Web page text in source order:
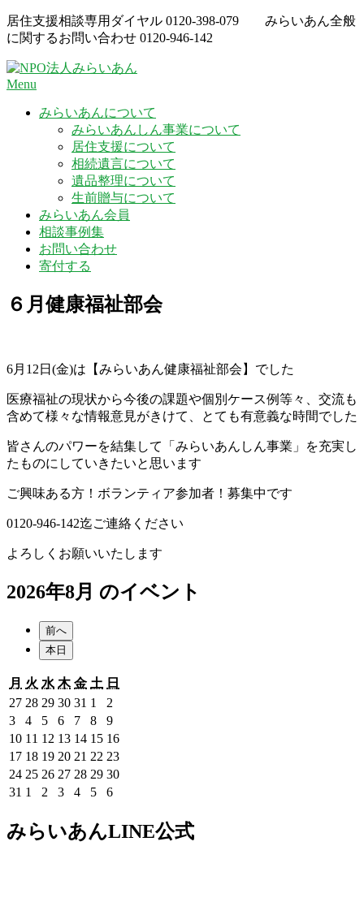
Skip
to
content
居住支援相談専用ダイヤル 0120-398-079
みらいあん全般
に関するお問い合わせ 0120-946-142
Menu
みらいあんについて
みらいあんしん事業について
居住支援について
相続遺言について
遺品整理について
生前贈与について
みらいあん会員
相談事例集
お問い合わせ
寄付する
６月健康福祉部会
6月12日(金)は【みらいあん健康福祉部会】でした
医療福祉の現状から今後の課題や個別ケース例等々、交流も
含めて様々な情報意見がきけて、とても有意義な時間でした
皆さんのパワーを結集して「みらいあんしん事業」を充実し
たものにしていきたいと思います
ご興味ある方！ボランティア参加者！募集中です
0120-946-142迄ご連絡ください
よろしくお願いいたします
2026年8月 のイベント
前へ
本日
月 月
曜
日
火 火
曜
日
水 水
曜
日
木木
曜
日
金金
曜
日
土 土
曜
日
日
272026
年
7
月
27
日
282026
年
7
月
28
日
292026
年
7
月
29
日
302026
年
7
月
30
日
31 2026
年
7
月
31
日
1
2026
年
8
月
1
日
2
年
8
月
2
日
32026
年
8
月
3
日
42026
年
8
月
4
日
52026
年
8
月
5
日
62026
年
8
月
6
日
72026
年
8
月
7
日
82026
年
8
月
8
日
92026
年
8
月
9
日
102026
年
8
月
10
11 2026
年
8
月
11
12 2026
年
8
月
12
132026
年
8
月
13
142026
年
8
月
14
152026
年
8
月
15
162026
8
172026
年
8
日
182026
年
8
日
192026
年
8
日
202026
年
日
21 2026
年
8
日
22 2026
年
8
日
232026
年
日
242026
年
月
24
252026
年
25
262026
年
26
272026
年
月
27
282026
年
月
28
292026
年
29
302026
30
31 2026
月
1
2026
9
月
2 2026
9
月
32026
月
42026
9
月
52026
9
月
62026
9
月
みらいあんLINE公式